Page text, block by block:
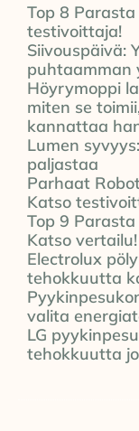
Top 8
testivoittaja!
Siivouspäivä:
puhtaamman
Höyrymoppi
miten se
kannattaa
Lumen
paljastaa
Parhaat
Katso
Top 9
Katso vertailu!
Electrolux
tehokkuutta
valita
LG
tehokkuutta